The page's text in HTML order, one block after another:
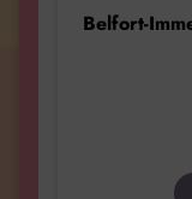
Belfort-